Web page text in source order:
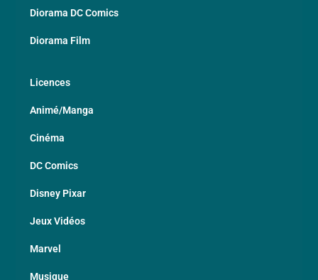
Diorama DC Comics
Diorama Film
Licences
Animé/Manga
Cinéma
DC Comics
Disney Pixar
Jeux Vidéos
Marvel
Musique